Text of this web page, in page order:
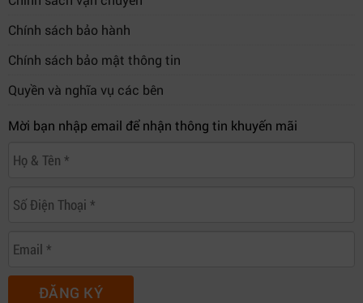
Chính sách bảo hành
Chính sách bảo mật thông tin
Quyền và nghĩa vụ các bên
Mời bạn nhập email để nhận thông tin khuyến mãi
ĐĂNG KÝ